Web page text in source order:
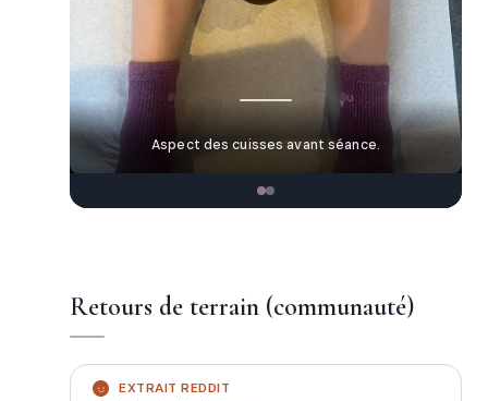
Aspect des cuisses avant séance.
Retours de terrain (communauté)
EXTRAIT REDDIT